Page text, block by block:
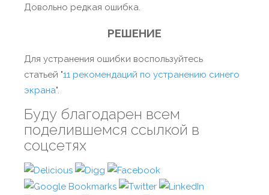
Довольно редкая ошибка.
РЕШЕНИЕ
Для устранения ошибки воспользуйтесь
статьей "11 рекомендаций по устранению синего
экрана".
Буду благодарен всем
поделившемся ссылкой в
соцсетях